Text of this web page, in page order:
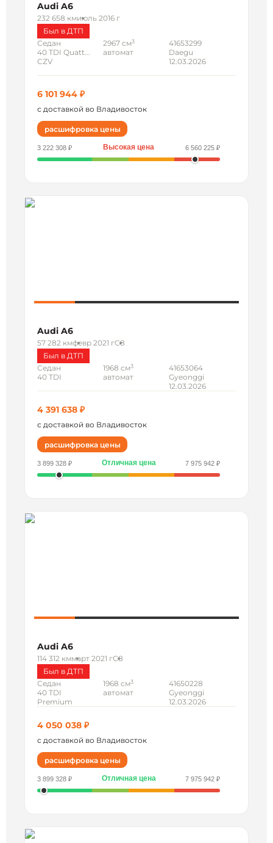
Audi A6
232 658 кмиюль 2016 г
Был в ДТП
Седан
40 TDI Quatt...
CZV
2967 см3
автомат
41653299
Daegu
12.03.2026
6 101 944 ₽
с доставкой во Владивосток
расшифровка цены
3 222 308 ₽ Высокая цена 6 560 225 ₽
Audi A6
57 282 кмфевр 2021 гC8
Был в ДТП
Седан
40 TDI
1968 см3
автомат
41653064
Gyeonggi
12.03.2026
4 391 638 ₽
с доставкой во Владивосток
расшифровка цены
3 899 328 ₽ Отличная цена 7 975 942 ₽
Audi A6
114 312 кммарт 2021 гC8
Был в ДТП
Седан
40 TDI
Premium
1968 см3
автомат
41650228
Gyeonggi
12.03.2026
4 050 038 ₽
с доставкой во Владивосток
расшифровка цены
3 899 328 ₽ Отличная цена 7 975 942 ₽